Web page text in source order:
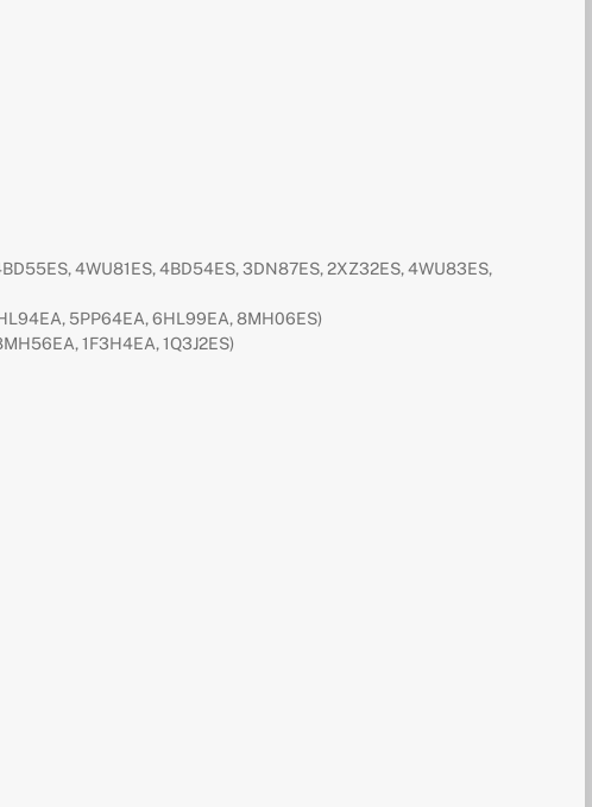
4WU81ES, 4BD54ES, 3DN87ES, 2XZ32ES, 4WU83ES,
5PP64EA, 6HL99EA, 8MH06ES)
1F3H4EA, 1Q3J2ES)